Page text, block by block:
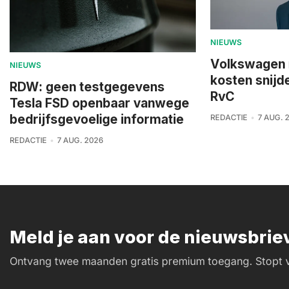
NIEUWS
RDW: geen testgegevens
Tesla FSD openbaar vanwege
bedrijfsgevoelige informatie
REDACTIE 7 AUG. 2026
NIEUWS
Volkswagen
kosten
RvC
REDACTIE 7 AUG.
Meld je aan voor de
Ontvang twee maanden gratis premium toegang. Stopt